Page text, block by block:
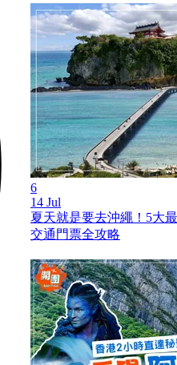
6
14 Jul
夏天就是要去沖繩！5大
交通門票全攻略